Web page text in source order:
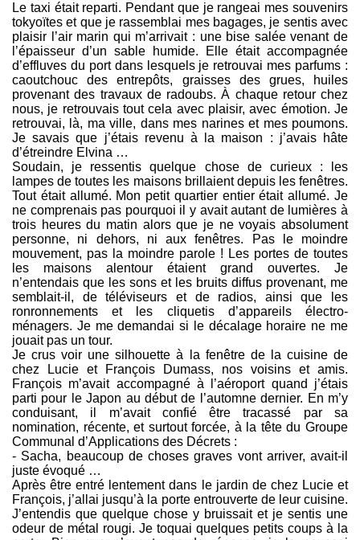
Le taxi était reparti. Pendant que je rangeai mes souvenirs
tokyoïtes et que je rassemblai mes bagages, je sentis avec
plaisir l’air marin qui m’arrivait : une bise salée venant de
l’épaisseur d’un sable humide. Elle était accompagnée
d’effluves du port dans lesquels je retrouvai mes parfums :
caoutchouc des entrepôts, graisses des grues, huiles
provenant des travaux de radoubs. À chaque retour chez
nous, je retrouvais tout cela avec plaisir, avec émotion. Je
retrouvai, là, ma ville, dans mes narines et mes poumons.
Je savais que j’étais revenu à la maison : j’avais hâte
d’étreindre Elvina …
Soudain, je ressentis quelque chose de curieux : les
lampes de toutes les maisons brillaient depuis les fenêtres.
Tout était allumé. Mon petit quartier entier était allumé. Je
ne comprenais pas pourquoi il y avait autant de lumières à
trois heures du matin alors que je ne voyais absolument
personne, ni dehors, ni aux fenêtres. Pas le moindre
mouvement, pas la moindre parole ! Les portes de toutes
les maisons alentour étaient grand ouvertes. Je
n’entendais que les sons et les bruits diffus provenant, me
semblait-il, de téléviseurs et de radios, ainsi que les
ronronnements et les cliquetis d’appareils électro-
ménagers. Je me demandai si le décalage horaire ne me
jouait pas un tour.
Je crus voir une silhouette à la fenêtre de la cuisine de
chez Lucie et François Dumass, nos voisins et amis.
François m’avait accompagné à l’aéroport quand j’étais
parti pour le Japon au début de l’automne dernier. En m’y
conduisant, il m’avait confié être tracassé par sa
nomination, récente, et surtout forcée, à la tête du Groupe
Communal d’Applications des Décrets :
- Sacha, beaucoup de choses graves vont arriver, avait-il
juste évoqué …
Après être entré lentement dans le jardin de chez Lucie et
François, j’allai jusqu’à la porte entrouverte de leur cuisine.
J’entendis que quelque chose y bruissait et je sentis une
odeur de métal rougi. Je toquai quelques petits coups à la